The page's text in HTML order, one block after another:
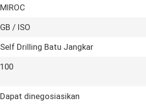
MIROC
GB / ISO
Self Drilling Batu Jangkar
100
Dapat dinegosiasikan